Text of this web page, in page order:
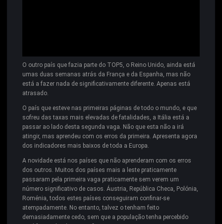
O outro país que fazia parte do TOP5, o Reino Unido, ainda está
umas duas semanas atrás da França e da Espanha, mas não
está a fazer nada de significativamente diferente. Apenas está
atrasado.
O país que esteve nas primeiras páginas de todo o mundo, e que
sofreu das taxas mais elevadas de fatalidades, a Itália está a
passar ao lado desta segunda vaga. Não que esta não a irá
atingir, mas aprendeu com os erros da primeira. Apresenta agora
dos indicadores mais baixos de toda a Europa.
A novidade está nos países que não aprenderam com os erros
dos outros. Muitos dos países mais a leste praticamente
passaram pela primeira vaga praticamente sem verem um
número significativo de casos. Áustria, República Checa, Polónia,
Roménia, todos estes países conseguiram confinar-se
atempadamente. No entanto, talvez o tenham feito
demasiadamente cedo, sem que a população tenha percebido